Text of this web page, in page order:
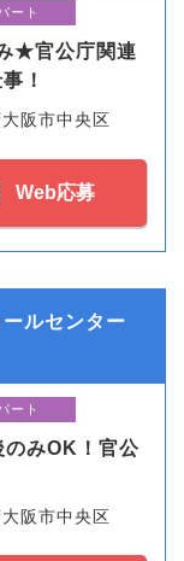
ート
★官公庁関連
！
阪市中央区
Web応募
ルセンター
ート
みOK！官公
阪市中央区